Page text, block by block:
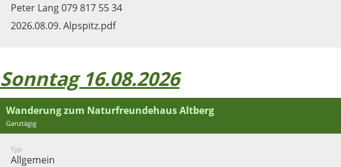
Peter Lang 079 817 55 34
2026.08.09. Alpspitz.pdf
Sonntag 16.08.2026
Wanderung zum Naturfreundehaus Altberg
Ganztägig
Typ
Allgemein